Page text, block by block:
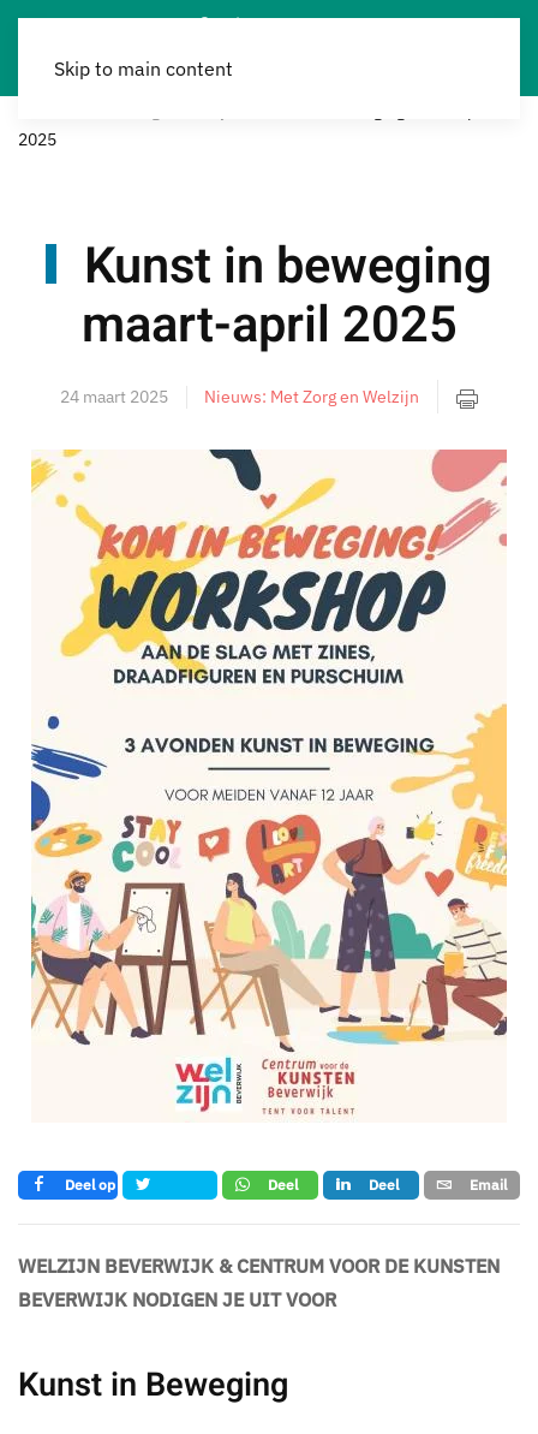
Skip to main content
2025
Kunst in beweging
maart-april 2025
24 maart 2025 Nieuws: Met Zorg en Welzijn
Deel op
Deel
Deel
Email
WELZIJN BEVERWIJK & CENTRUM VOOR DE KUNSTEN
BEVERWIJK NODIGEN JE UIT VOOR
Kunst in Beweging